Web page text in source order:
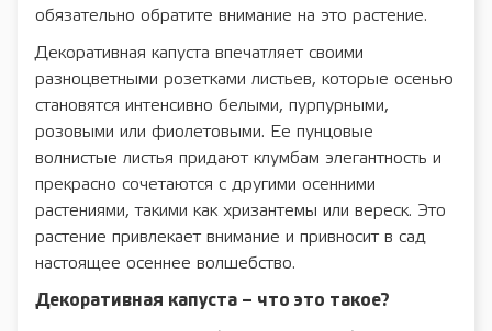
обязательно обратите внимание на это растение.
Декоративная капуста впечатляет своими
разноцветными розетками листьев, которые осенью
становятся интенсивно белыми, пурпурными,
розовыми или фиолетовыми. Ее пунцовые
волнистые листья придают клумбам элегантность и
прекрасно сочетаются с другими осенними
растениями, такими как хризантемы или вереск. Это
растение привлекает внимание и привносит в сад
настоящее осеннее волшебство.
Декоративная капуста – что это такое?